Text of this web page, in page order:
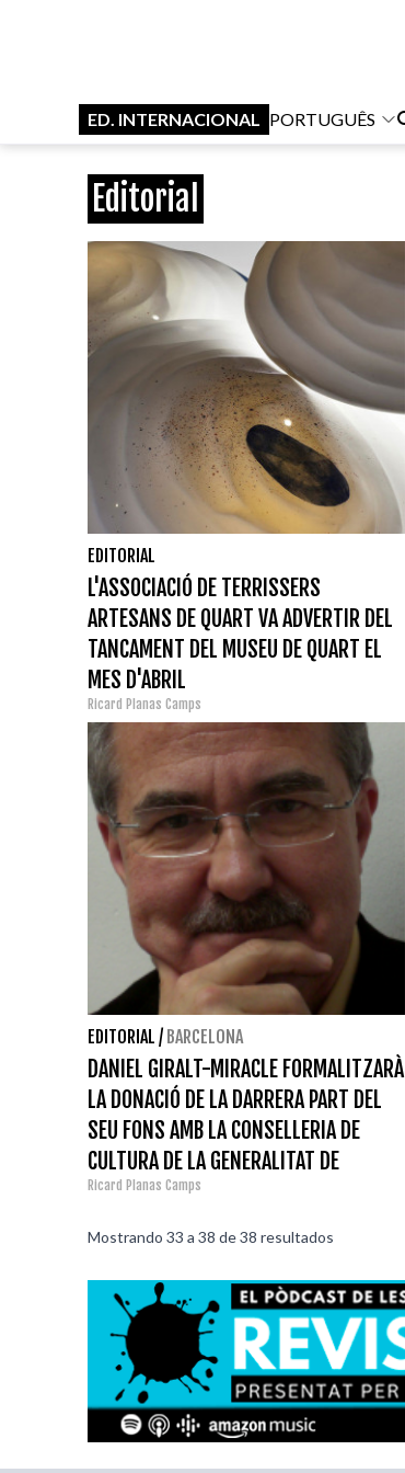
ED. INTERNACIONAL PORTUGUÊS
Editorial
EDITORIAL
L'ASSOCIACIÓ DE TERRISSERS
ARTESANS DE QUART VA ADVERTIR DEL
TANCAMENT DEL MUSEU DE QUART EL
MES D'ABRIL
Ricard Planas Camps
EDITORIAL / BARCELONA
DANIEL GIRALT-MIRACLE FORMALITZARÀ
LA DONACIÓ DE LA DARRERA PART DEL
SEU FONS AMB LA CONSELLERIA DE
CULTURA DE LA GENERALITAT DE
CATALUNYA
Ricard Planas Camps
Mostrando 33 a 38 de38 resultados